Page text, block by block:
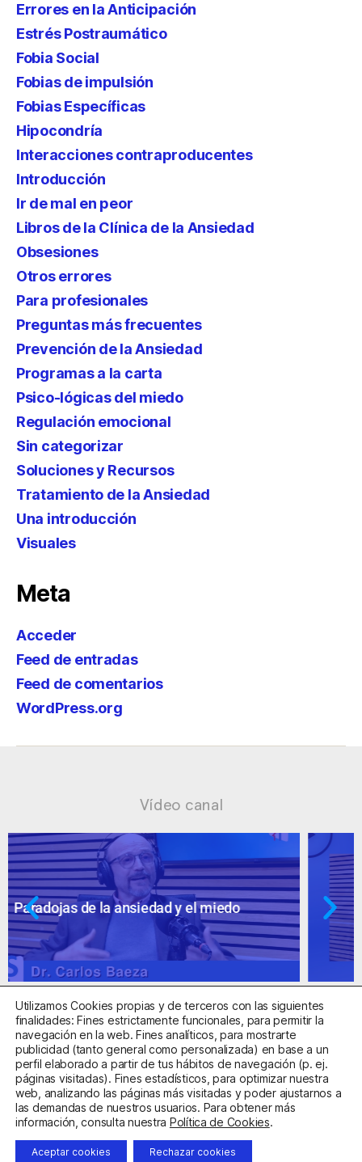
Errores en la Anticipación
Estrés Postraumático
Fobia Social
Fobias de impulsión
Fobias Específicas
Hipocondría
Interacciones contraproducentes
Introducción
Ir de mal en peor
Libros de la Clínica de la Ansiedad
Obsesiones
Otros errores
Para profesionales
Preguntas más frecuentes
Prevención de la Ansiedad
Programas a la carta
Psico-lógicas del miedo
Regulación emocional
Sin categorizar
Soluciones y Recursos
Tratamiento de la Ansiedad
Una introducción
Visuales
Meta
Acceder
Feed de entradas
Feed de comentarios
WordPress.org
Vídeo canal
Ansiedad: supuestos cuestionables
Centro Sanitario Autorizado con el código E08737002
Aviso LegalPolítica de PrivacidadPolítica de Cookies
Utilizamos Cookies propias y de terceros con las siguientes
finalidades: Fines estrictamente funcionales, para permitir la
navegación en la web. Fines analíticos, para mostrarte
publicidad (tanto general como personalizada) en base a un
perfil elaborado a partir de tus hábitos de navegación (p. ej.
páginas visitadas). Fines estadísticos, para optimizar nuestra
web, analizando las páginas más visitadas y poder ajustarnos a
las demandas de nuestros usuarios. Para obtener más
información, consulta nuestra Política de Cookies.
Aceptar cookies Rechazar cookies